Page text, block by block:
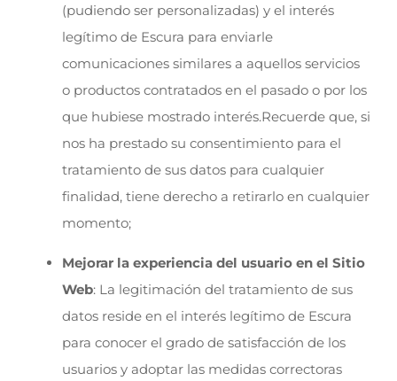
(pudiendo ser personalizadas) y el interés
legítimo de Escura para enviarle
comunicaciones similares a aquellos servicios
o productos contratados en el pasado o por los
que hubiese mostrado interés.Recuerde que, si
nos ha prestado su consentimiento para el
tratamiento de sus datos para cualquier
finalidad, tiene derecho a retirarlo en cualquier
momento;
Mejorar la experiencia del usuario en el Sitio
Web: La legitimación del tratamiento de sus
datos reside en el interés legítimo de Escura
para conocer el grado de satisfacción de los
usuarios y adoptar las medidas correctoras